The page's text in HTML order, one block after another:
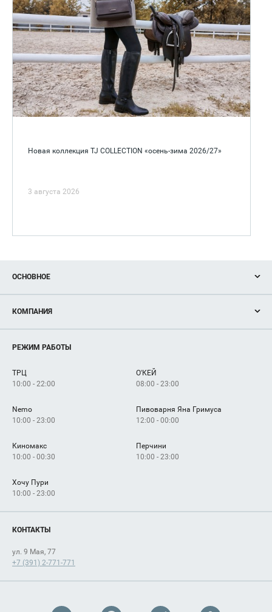
Новая коллекция TJ COLLECTION «осень-зима 2026/27»
3 августа 2026
ОСНОВНОЕ
Новости
Магазины
Услуги
КОМПАНИЯ
Рекламодателям
Как добраться
РЕЖИМ РАБОТЫ
ТРЦ
10:00 - 22:00
О'КЕЙ
08:00 - 23:00
Nemo
10:00 - 23:00
Пивоварня Яна Гримуса
12:00 - 00:00
Киномакс
10:00 - 00:30
Перчини
10:00 - 23:00
Хочу Пури
10:00 - 23:00
КОНТАКТЫ
ул. 9 Мая, 77
+7 (391) 2-771-771